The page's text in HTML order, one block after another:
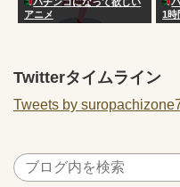
アニメ
1時
ニ
Twitterタイムライン
Tweets by